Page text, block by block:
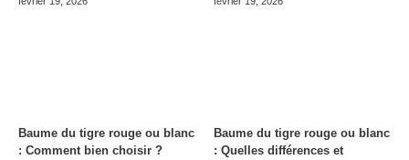
Baume du tigre rouge ou blanc
: Comment bien choisir ?
Baume du tigre rouge ou blanc
: Quelles différences et